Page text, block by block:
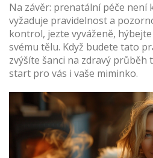
Na závěr: prenatální péče není
vyžaduje pravidelnost a
kontrol, jezte vyváženě,
svému tělu. Když budete tato
zvýšíte šanci na zdravý
start pro vás i vaše miminko.